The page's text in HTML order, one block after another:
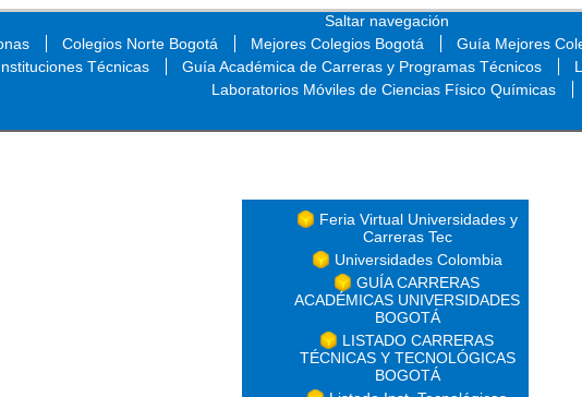
Saltar navegación
Colegios Norte Bogotá Mejores Colegios Bogotá Guía Mejores
Técnicas
Guía Académica de Carreras y Programas Técnicos
Laboratorios Móviles de Ciencias Físico Químicas
Feria Virtual Universidades y
Carreras Tec
Universidades Colombia
GUÍA CARRERAS
ACADÉMICAS UNIVERSIDADES
BOGOTÁ
LISTADO CARRERAS
TÉCNICAS Y TECNOLÓGICAS
BOGOTÁ